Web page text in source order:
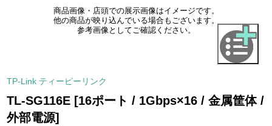
商品画像・店頭での展示画像はイメージです。
他の商品が映り込んでいる場合もございます。
参考画像としてご確認ください。
TP-Link ティーピーリンク
TL-SG116E [16ポート / 1Gbps×16 / 金属筐体 /
外部電源]